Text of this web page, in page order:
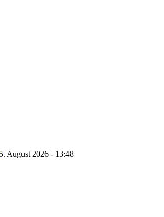
5. August 2026 - 13:48